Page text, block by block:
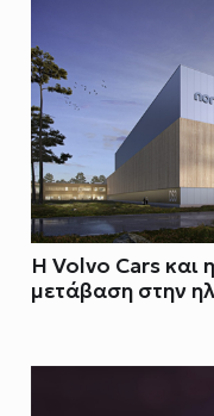
Η Volvo Cars και
μετάβαση στην